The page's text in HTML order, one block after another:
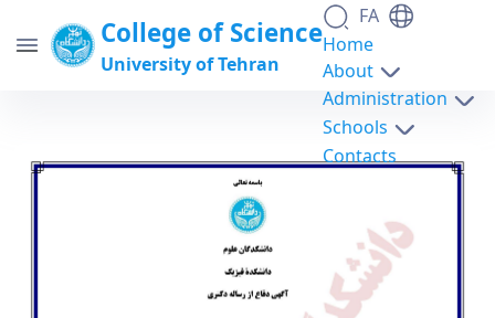
College of Science
University of Tehran
FA
Home
About
Administration
Schools
Contacts
فرآیند تغییر طعم نوترینو در مدل‌هایی با
جفت‌شدگی غیرکمینه / حسین یزدانی احمدآبادی -
science- دانشکدگان علوم